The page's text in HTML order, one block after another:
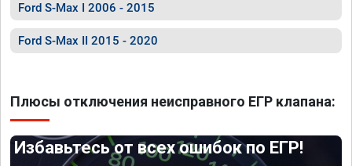
Ford S-Max I 2006 - 2015
Ford S-Max II 2015 - 2020
Плюсы отключения неисправного ЕГР клапана:
Избавьтесь от всех ошибок по ЕГР!